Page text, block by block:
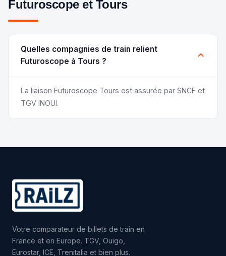
Futuroscope et Tours
Quelles compagnies de train relient
Futuroscope à Tours ?
La liaison Futuroscope Tours est assurée par SNCF et
TGV INOUI.
Votre comparateur de billets de train en
France et en Europe. TGV, Ouigo,
Eurostar, ICE, Trenitalia et bien plus.